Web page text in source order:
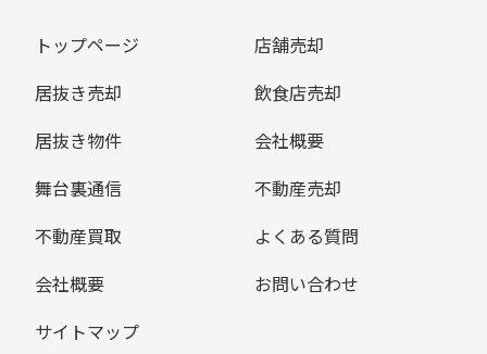
トップページ
店舗売却
居抜き売却
飲食店売却
居抜き物件
会社概要
舞台裏通信
不動産売却
不動産買取
よくある質問
会社概要
お問い合わせ
サイトマップ